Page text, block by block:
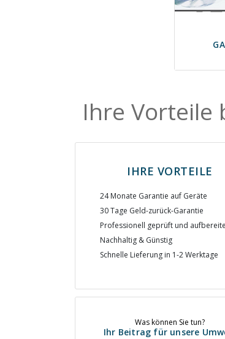
Ihre Vorteile
IHRE VORTEILE
24 Monate Garantie auf Geräte
30 Tage Geld-zurück-Garantie
Professionell geprüft und
Nachhaltig & Günstig
Schnelle Lieferung in 1-2 Werktage
Was können Sie tun?
Ihr Beitrag für unsere